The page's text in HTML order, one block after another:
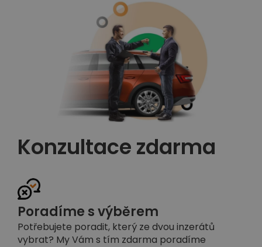
Konzultace zdarma
Poradíme s výběrem
Potřebujete poradit, který ze dvou inzerátů
vybrat? My Vám s tím zdarma poradíme